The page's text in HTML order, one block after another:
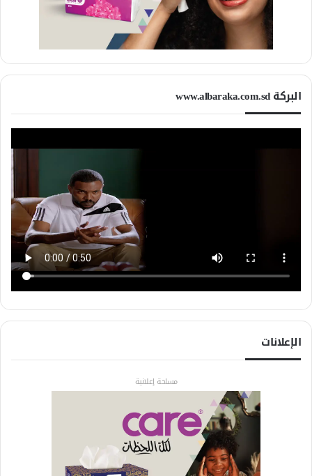
البركة www.albaraka.com.sd
الإعلانات
مساحة إعلانية